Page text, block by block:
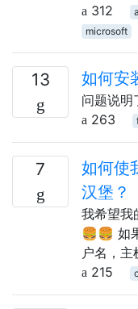
312
microsoft
13 如何安
问题说明
263
7
如何使
汉堡？
我希望我
🍔🍔 如
户名，主
215